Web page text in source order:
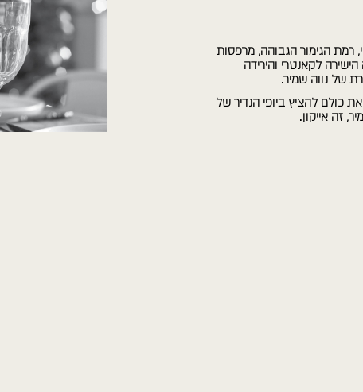
רמת הגימור הגבוהה, מרפסות
לקאנטרי והירידה
של נווה שמיר.
כולם להציץ ביופי הנדיר של
זה אייקון.